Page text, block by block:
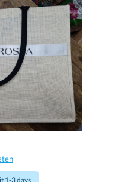
1-3 days